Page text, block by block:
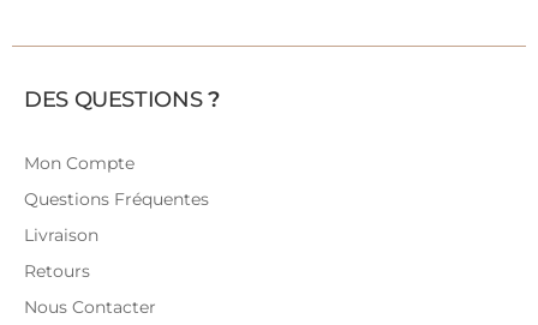
DES QUESTIONS?
Mon Compte
Questions Fréquentes
Livraison
Retours
Nous Contacter